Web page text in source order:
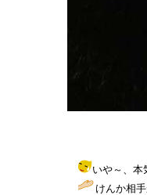
いや～、本
けんか相